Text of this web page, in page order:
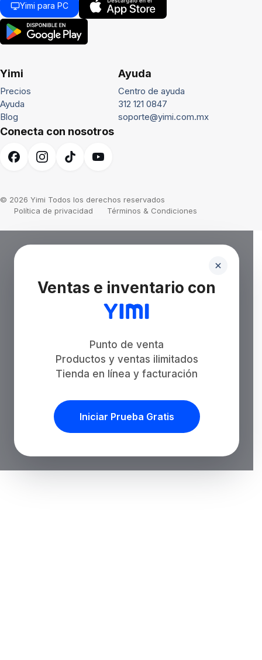
Yimi para PC
Yimi
Precios
Ayuda
Blog
Ayuda
Centro de ayuda
312 121 0847
soporte@yimi.com.mx
Conecta con nosotros
© 2026 Yimi Todos los derechos reservados
Política de privacidad
Términos & Condiciones
Ventas e inventario con
Punto de venta
Productos y ventas ilimitados
Tienda en línea y facturación
Iniciar Prueba Gratis